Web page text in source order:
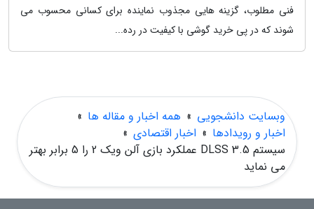
فنی مطلوب، گزینه هایی مجذوب نماینده برای کسانی محسوب می
شوند که در پی خرید گوشی با کیفیت در رده...
وبسایت دانشجویی » همه اخبار و مقاله ها »
اخبار و رویدادها » اخبار اقتصادی »
سیستم DLSS 3.5 عملکرد بازی آلن ویک 2 را 5 برابر بهتر
می نماید